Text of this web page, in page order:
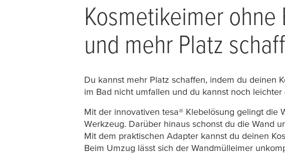
Kosmetikeimer ohne
und mehr Platz
Du kannst mehr Platz schaffen, indem du deinen
im Bad nicht umfallen und du kannst noch
Mit der innovativen tesa® Klebelösung gelingt die
Werkzeug. Darüber hinaus schonst du die Wand
Mit dem praktischen Adapter kannst du deinen
Beim Umzug lässt sich der Wandmülleimer